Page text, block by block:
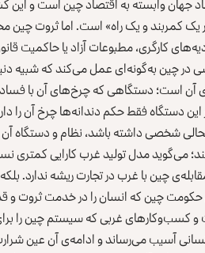
یک کمربند و یک راه» است. اما ثروت چین
کارگری، مطبوعات آزاد یا حاکمیت
در چین به‌گونه‌ای عمل می‌کند که شبیه
است؛ دستگاهی که چرخ‌های آن با فساد
دستگاه فقط حکم دندانه‌ها چرخ‌ آن را
شخصی داشته باشد، نظام و دستگاه
می‌گوید مدل تولید غرب کارایی کمتری
چین با غرب در تجارت ریشه ندارد.
چین که انسان را در خدمت ثروت و
کسب‌وکارهای غربی که سیستم چین را
آسیب می‌رساند و ادامه‌ی آن عین